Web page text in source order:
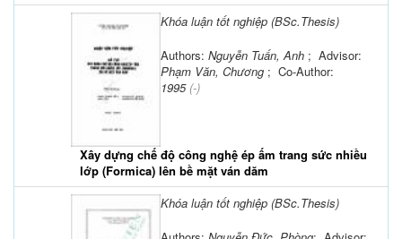
Khóa luận tốt nghiệp (BSc.Thesis)
Xây dựng chế độ công nghệ ép ấm trang sức nhiều
lớp (Formica) lên bề mặt ván dăm
Authors: Nguyễn Tuấn, Anh ; Advisor:
Phạm Văn, Chương ; Co-Author:
1995(-)
Khóa luận tốt nghiệp (BSc.Thesis)